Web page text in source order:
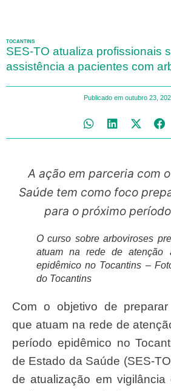
TOCANTINS
SES-TO atualiza profissionais
assistência a pacientes com
Publicado em outubro 23,
A ação em parceria com o Ministério da
Saúde tem como foco
para o próximo
O curso sobre arboviroses
atuam na rede de atenção
epidêmico no Tocantins –
do Tocantins
Com o objetivo de preparar os profissionais
que atuam na rede de
período epidêmico no
de Estado da Saúde (SES-
de atualização em